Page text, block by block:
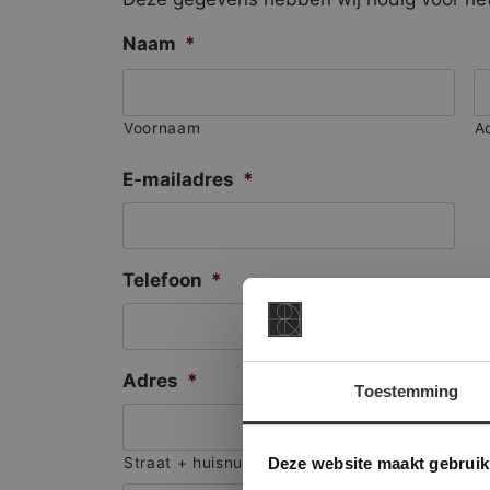
Toestemming
Deze website maakt
Naam *
Voornaam
E-mailadres *
Telefoon *
Adres *
Straat + huisnummer
Deze
onze